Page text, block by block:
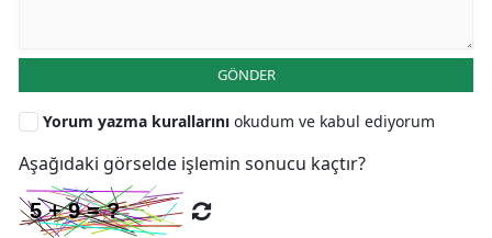
GÖNDER
Yorum yazma kurallarını okudum ve kabul ediyorum
Aşağıdaki görselde işlemin sonucu kaçtır?